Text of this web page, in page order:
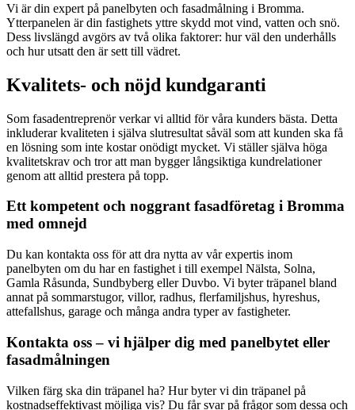
Vi är din expert på panelbyten och fasadmålning i Bromma.
Ytterpanelen är din fastighets yttre skydd mot vind, vatten och snö.
Dess livslängd avgörs av två olika faktorer: hur väl den underhålls
och hur utsatt den är sett till vädret.
Kvalitets- och nöjd kundgaranti
Som fasadentreprenör verkar vi alltid för våra kunders bästa. Detta
inkluderar kvaliteten i själva slutresultat såväl som att kunden ska få
en lösning som inte kostar onödigt mycket. Vi ställer själva höga
kvalitetskrav och tror att man bygger långsiktiga kundrelationer
genom att alltid prestera på topp.
Ett kompetent och noggrant fasadföretag i Bromma
med omnejd
Du kan kontakta oss för att dra nytta av vår expertis inom
panelbyten om du har en fastighet i till exempel Nälsta, Solna,
Gamla Råsunda, Sundbyberg eller Duvbo. Vi byter träpanel bland
annat på sommarstugor, villor, radhus, flerfamiljshus, hyreshus,
attefallshus, garage och många andra typer av fastigheter.
Kontakta oss – vi hjälper dig med panelbytet eller
fasadmålningen
Vilken färg ska din träpanel ha? Hur byter vi din träpanel på
kostnadseffektivast möjliga vis? Du får svar på frågor som dessa och